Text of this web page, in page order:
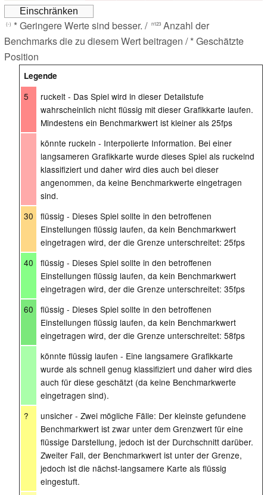
(-) * Geringere Werte sind besser. / n123 Anzahl der
Benchmarks die zu diesem Wert beitragen / * Geschätzte
Position
Legende
5
ruckelt - Das Spiel wird in dieser Detailstufe
wahrscheinlich nicht flüssig mit dieser Grafikkarte laufen.
Mindestens ein Benchmarkwert ist kleiner als 25fps
könnte ruckeln - Interpolierte Information. Bei einer
langsameren Grafikkarte wurde dieses Spiel als ruckelnd
klassifiziert und daher wird dies auch bei dieser
angenommen, da keine Benchmarkwerte eingetragen
sind.
30
flüssig - Dieses Spiel sollte in den betroffenen
Einstellungen flüssig laufen, da kein Benchmarkwert
eingetragen wird, der die Grenze unterschreitet: 25fps
40
flüssig - Dieses Spiel sollte in den betroffenen
Einstellungen flüssig laufen, da kein Benchmarkwert
eingetragen wird, der die Grenze unterschreitet: 35fps
60
flüssig - Dieses Spiel sollte in den betroffenen
Einstellungen flüssig laufen, da kein Benchmarkwert
eingetragen wird, der die Grenze unterschreitet: 58fps
könnte flüssig laufen - Eine langsamere Grafikkarte
wurde als schnell genug klassifiziert und daher wird dies
auch für diese geschätzt (da keine Benchmarkwerte
eingetragen sind).
?
unsicher - Zwei mögliche Fälle: Der kleinste gefundene
Benchmarkwert ist zwar unter dem Grenzwert für eine
flüssige Darstellung, jedoch ist der Durchschnitt darüber.
Zweiter Fall, der Benchmarkwert ist unter der Grenze,
jedoch ist die nächst-langsamere Karte als flüssig
eingestuft.